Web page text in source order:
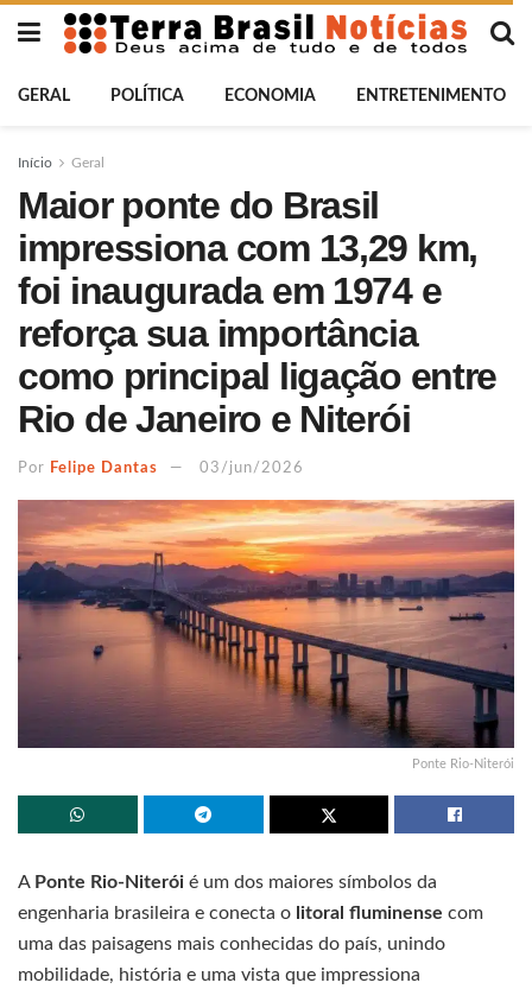
GERAL POLÍTICA ECONOMIA ENTRETENIMENTO
Início Geral
Maior ponte do Brasil
impressiona com 13,29 km,
foi inaugurada em 1974 e
reforça sua importância
como principal ligação entre
Rio de Janeiro e Niterói
Por Felipe Dantas 03/jun/2026
Ponte Rio-Niterói
A Ponte Rio-Niterói é um dos maiores símbolos da
engenharia brasileira e conecta o litoral fluminense com
uma das paisagens mais conhecidas do país, unindo
mobilidade, história e uma vista que impressiona